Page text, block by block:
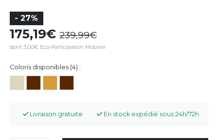
- 27%
175,19 239,99
dont 3,00€ Eco-Participation Mobilier
Coloris disponibles (4) :
Livraison gratuite En stock expédié sous 24h/72h